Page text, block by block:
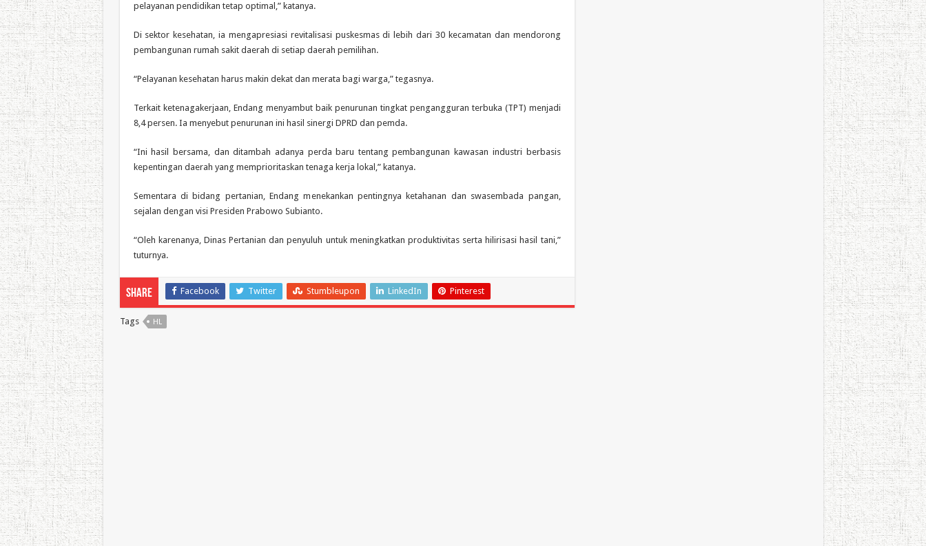
pelayanan pendidikan tetap optimal,” katanya.
Di sektor kesehatan, ia mengapresiasi revitalisasi puskesmas di lebih dari 30 kecamatan dan mendorong
pembangunan rumah sakit daerah di setiap daerah pemilihan.
“Pelayanan kesehatan harus makin dekat dan merata bagi warga,” tegasnya.
Terkait ketenagakerjaan, Endang menyambut baik penurunan tingkat pengangguran terbuka (TPT) menjadi
8,4 persen. Ia menyebut penurunan ini hasil sinergi DPRD dan pemda.
“Ini hasil bersama, dan ditambah adanya perda baru tentang pembangunan kawasan industri berbasis
kepentingan daerah yang memprioritaskan tenaga kerja lokal,” katanya.
Sementara di bidang pertanian, Endang menekankan pentingnya ketahanan dan swasembada pangan,
sejalan dengan visi Presiden Prabowo Subianto.
“Oleh karenanya, Dinas Pertanian dan penyuluh untuk meningkatkan produktivitas serta hilirisasi hasil tani,”
tuturnya.
Share Facebook Twitter Stumbleupon LinkedIn Pinterest
Tags HL